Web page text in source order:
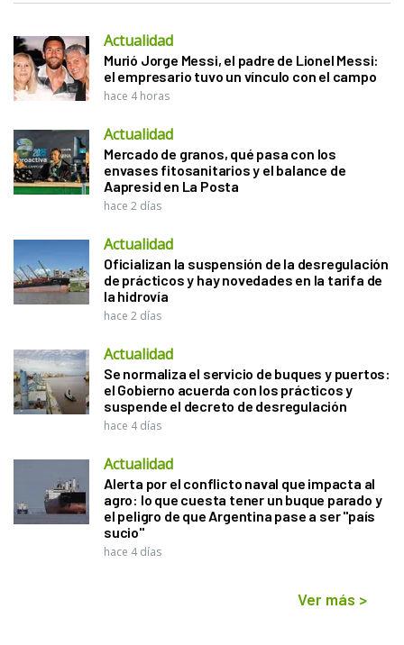
Actualidad
Murió Jorge Messi, el padre de Lionel Messi:
el empresario tuvo un vínculo con el campo
hace 4 horas
Actualidad
Mercado de granos, qué pasa con los
envases fitosanitarios y el balance de
Aapresid en La Posta
hace 2 días
Actualidad
Oficializan la suspensión de la desregulación
de prácticos y hay novedades en la tarifa de
la hidrovía
hace 2 días
Actualidad
Se normaliza el servicio de buques y puertos:
el Gobierno acuerda con los prácticos y
suspende el decreto de desregulación
hace 4 días
Actualidad
Alerta por el conflicto naval que impacta al
agro: lo que cuesta tener un buque parado y
el peligro de que Argentina pase a ser "país
sucio"
hace 4 días
Ver más >